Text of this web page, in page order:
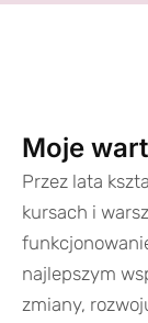
Moje
Przez lata
kursach i
najlepszym
zmiany,